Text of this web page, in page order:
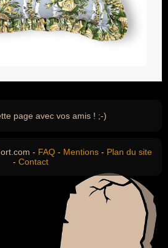
page avec vos amis ! ;-)
- FAQ - Mentions - Plan du site
- Contact